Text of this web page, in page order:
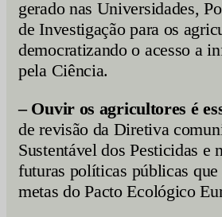
gerado nas Universidades,
de Investigação para os
democratizando o acesso a
pela Ciência.
– Ouvir os agricultores é
de revisão da Diretiva
Sustentável dos Pesticidas e
futuras políticas públicas
metas do Pacto Ecológico